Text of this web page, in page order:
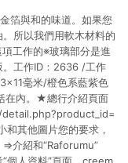
箔與和的味道。如果您
所以我們用軟木材料的
工作的※玻璃部分是進
。工作ID：2636 /工作
毫米/橙色系藍紫色
在內。★總行介紹頁面
其他圖片您的要求，
⇒介紹和“Raforumu”